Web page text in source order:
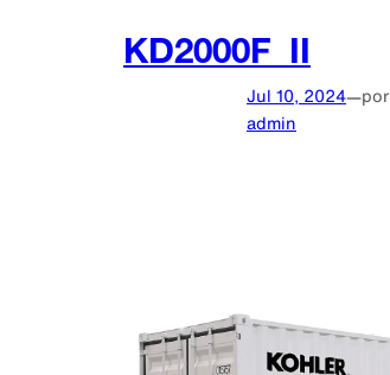
KD2000F_II
Jul 10, 2024—por
admin